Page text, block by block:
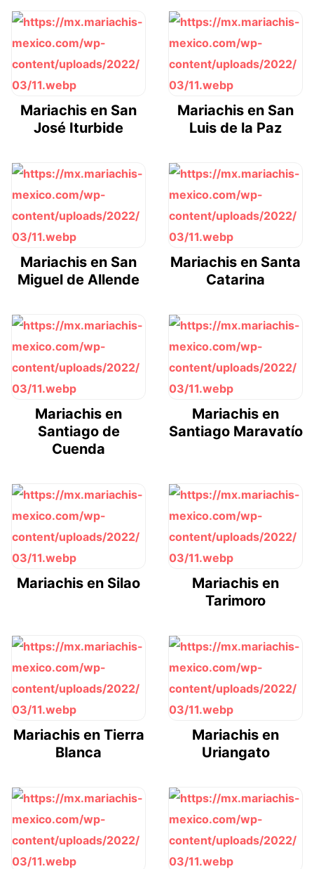
Mariachis en San
José Iturbide
Mariachis en San
Luis de la Paz
Mariachis en San
Miguel de Allende
Mariachis en Santa
Catarina
Mariachis en
Santiago de
Cuenda
Mariachis en
Santiago Maravatío
Mariachis en Silao
Mariachis en
Tarimoro
Mariachis en Tierra
Blanca
Mariachis en
Uriangato